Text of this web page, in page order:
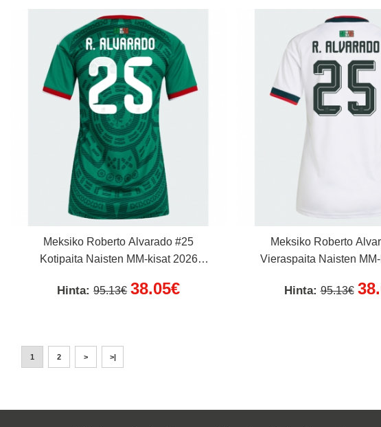
Meksiko Roberto Alvarado #25
Kotipaita Naisten MM-kisat 2026
Hinta:95.13€ 38.05€
Meksiko Roberto
Vieraspaita Naisten
Hinta:95.13€
1 2 > >|